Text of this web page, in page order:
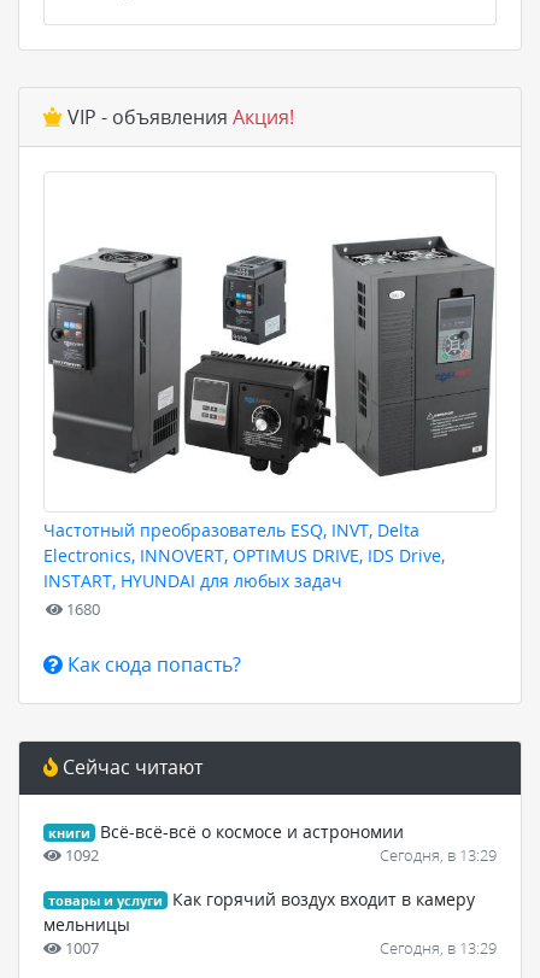
VIP - объявления Акция!
Частотный преобразователь ESQ, INVT, Delta
Electronics, INNOVERT, OPTIMUS DRIVE, IDS Drive,
INSTART, HYUNDAI для любых задач
1680
Как сюда попасть?
Сейчас читают
книги Всё-всё-всё о космосе и астрономии
1092 Сегодня, в 13:29
товары и услуги
Как горячий воздух входит в камеру
мельницы
1007 Сегодня, в 13:29